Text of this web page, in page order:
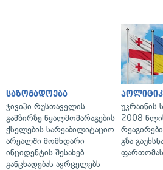
საზოგადოება
ჯივიპი რუსთაველის
გამზირზე წყალმომარაგების
ქსელების სარეაბილიტაციო
არეალში მომხდარი
ინციდენტის შესახებ
განცხადებას ავრცელებს
უკრაინის
2008
გზა